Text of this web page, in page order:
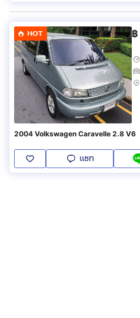
HOT ฿
2004 Volkswagen Caravelle 2.8 V6
แชท